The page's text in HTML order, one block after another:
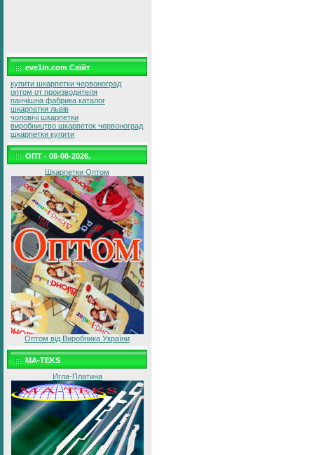
eve1in.com Саїйт
купити шкарпетки червоноград
оптом от производителя
панчішна фабрика каталог
шкарпетки львів
чоловічі шкарпетки
виробництво шкарпеток червоноград
шкарпетки купити
ОПТ - 08-08-2026,
Шкарпетки Оптом
Оптом від Виробника України
MA-TEKS
Игла-Платина